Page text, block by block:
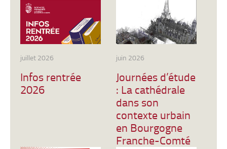
juillet 2026
Infos rentrée
2026
juin 2026
Journées d’étude
: La cathédrale
dans son
contexte urbain
en Bourgogne
Franche-Comté